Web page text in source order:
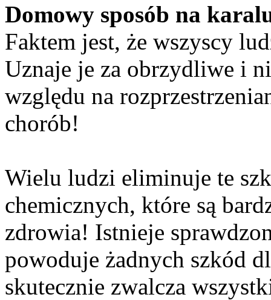
Domowy sposób na
Faktem jest, że wszyscy
Uznaje je za obrzydliwe i
względu na
chorób!
Wielu ludzi eliminuje te
chemicznych, które są
zdrowia! Istnieje
powoduje żadnych szkód
skutecznie zwalcza